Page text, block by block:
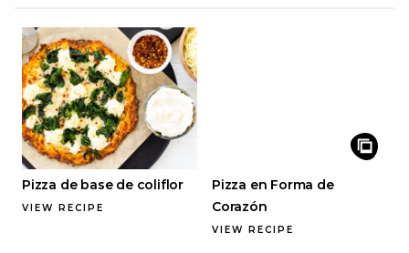
Pizza de base de coliflor
VIEW RECIPE
Pizza en Forma de
Corazón
VIEW RECIPE